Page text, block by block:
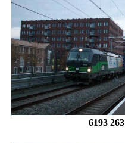
6193 263